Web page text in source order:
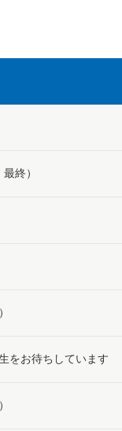
終）
をお待ちしています